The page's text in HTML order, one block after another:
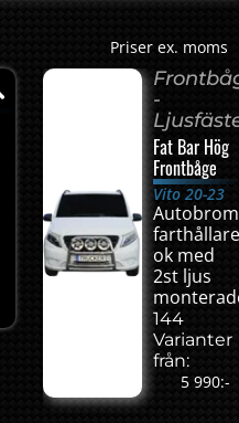
Priser ex. moms
-
Fat Bar Hög
Frontbåge
Vito 20-23
farthållare
ok med
2st ljus
144
Varianter
från:
5 990:-